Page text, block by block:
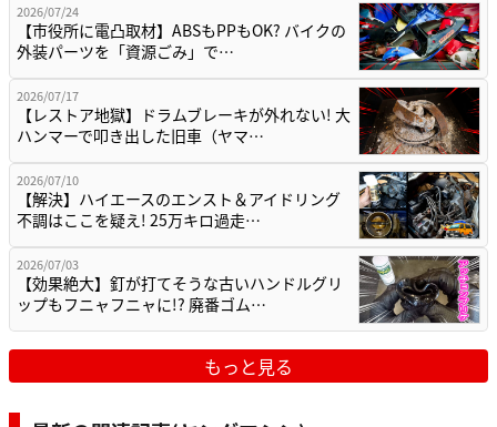
2026/07/24
【市役所に電凸取材】ABSもPPもOK? バイクの
外装パーツを「資源ごみ」で…
2026/07/17
【レストア地獄】ドラムブレーキが外れない! 大
ハンマーで叩き出した旧車（ヤマ…
2026/07/10
【解決】ハイエースのエンスト＆アイドリング
不調はここを疑え! 25万キロ過走…
2026/07/03
【効果絶大】釘が打てそうな古いハンドルグリ
ップもフニャフニャに!? 廃番ゴム…
もっと見る